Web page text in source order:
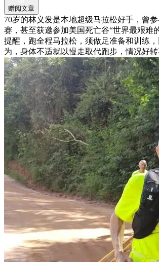
赠阅文章
70岁的林义发是本地超级马拉松好手，曾
赛，甚至获邀参加美国死亡谷“世界最艰难
提醒，跑全程马拉松，须做足准备和训练
为，身体不适就以慢走取代跑步，情况好转